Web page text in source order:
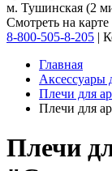
м. Тушинская (2
Смотреть на карте
8-800-505-8-205 |
Главная
Аксессуары
Плечи для
Плечи для
Плечи